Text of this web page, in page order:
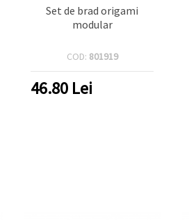
Set de brad origami
modular
COD: 801919
46.80 Lei